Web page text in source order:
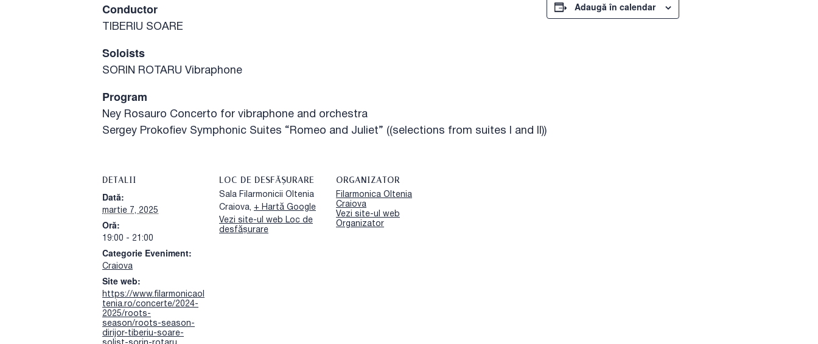
Conductor
TIBERIU SOARE
Soloists
SORIN ROTARU Vibraphone
Program
Ney Rosauro Concerto for vibraphone and orchestra
Sergey Prokofiev Symphonic Suites “Romeo and Juliet” ((selections from suites I and II))
Adaugă în calendar
DETALII
Dată:
martie 7, 2025
Oră:
19:00 - 21:00
Categorie Eveniment:
Craiova
Site web:
https://www.filarmonicaol
tenia.ro/concerte/2024-
2025/roots-
season/roots-season-
dirijor-tiberiu-soare-
LOC DE DESFĂȘURARE
Sala Filarmonicii Oltenia
Craiova, + Hartă Google
Vezi site-ul web Loc de
desfășurare
ORGANIZATOR
Filarmonica Oltenia
Craiova
Vezi site-ul web
Organizator